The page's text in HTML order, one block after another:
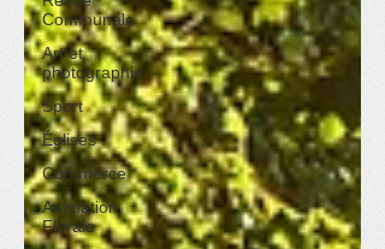
Communale
Art et
photographie
Sport
Églises
Commerce
Animation
Florale